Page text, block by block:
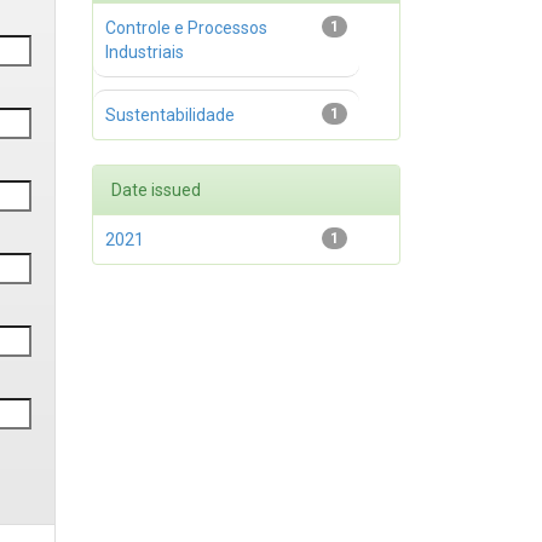
1
Controle e Processos
Industriais
1
Sustentabilidade
Date issued
1
2021